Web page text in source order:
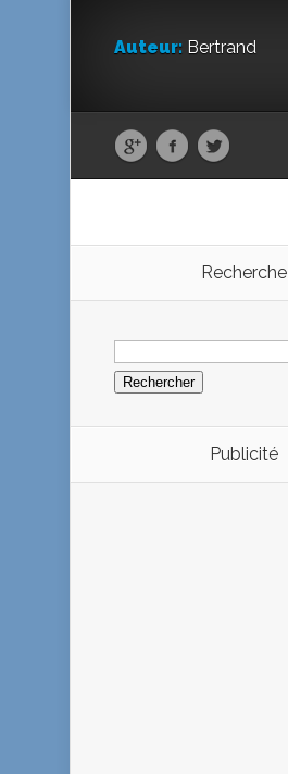
Auteur: Bertrand
Recherche
Rechercher :
Publicité